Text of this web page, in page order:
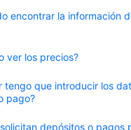
encontrar la información
ver los precios?
tengo que introducir los
pago?
depósitos o pagos